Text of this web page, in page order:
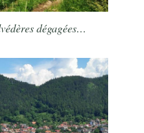
dégagées…